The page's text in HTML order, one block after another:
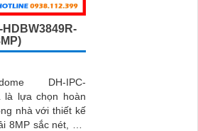
DH-IPC-
là lựa chọn hoàn
nhà với thiết kế
8MP sắc nét, kết